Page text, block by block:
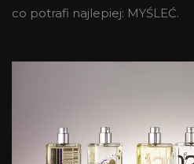
co potrafi najlepiej: MYŚLEĆ.